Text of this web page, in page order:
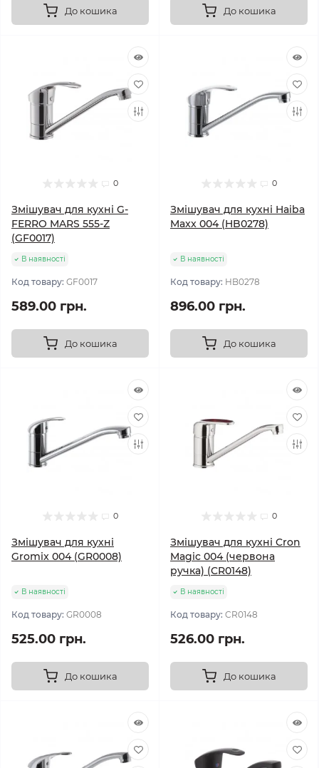
До кошика До кошика
0
Змішувач для кухні G-
FERRO MARS 555-Z
(GF0017)
В наявності
Код товару: GF0017
589.00 грн.
До кошика
0
Змішувач для кухні Haiba
Maxx 004 (HB0278)
В наявності
Код товару: HB0278
896.00 грн.
До кошика
0
Змішувач для кухні
Gromix 004 (GR0008)
В наявності
Код товару: GR0008
525.00 грн.
До кошика
0
Змішувач для кухні Cron
Magic 004 (червона
ручка) (CR0148)
В наявності
Код товару: CR0148
526.00 грн.
До кошика